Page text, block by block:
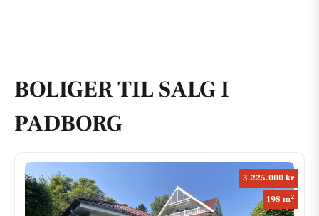
BOLIGER TIL SALG I
PADBORG
3.225.000 kr
198 m2